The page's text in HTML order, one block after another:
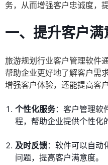
务，从而增强客户忠诚度，
一、提升客户满
旅游规划行业客户管理软件
帮助企业更好地了解客户需
增强客户体验，还能提高客
个性化服务：客户管理软
程，帮助企业提供个性化
及时反馈：软件可以自动
问题，提高客户满意度。